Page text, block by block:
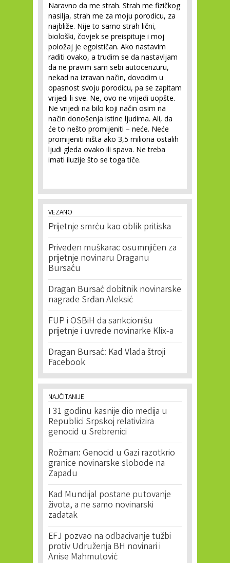
Naravno da me strah. Strah me fizičkog
nasilja, strah me za moju porodicu, za
najbliže. Nije to samo strah lični,
biološki, čovjek se preispituje i moj
položaj je egoističan. Ako nastavim
raditi ovako, a trudim se da nastavljam
da ne pravim sam sebi autocenzuru,
nekad na izravan način, dovodim u
opasnost svoju porodicu, pa se zapitam
vrijedi li sve. Ne, ovo ne vrijedi uopšte.
Ne vrijedi na bilo koji način osim na
način donošenja istine ljudima. Ali, da
će to nešto promijeniti – neće. Neće
promijeniti ništa ako 3,5 miliona ostalih
ljudi gleda ovako ili spava. Ne treba
imati iluzije što se toga tiče.
VEZANO
Prijetnje smrću kao oblik pritiska
Priveden muškarac osumnjičen za
prijetnje novinaru Draganu
Bursaću
Dragan Bursać dobitnik novinarske
nagrade Srđan Aleksić
FUP i OSBiH da sankcionišu
prijetnje i uvrede novinarke Klix-a
Dragan Bursać: Kad Vlada štroji
Facebook
NAJČITANIJE
I 31 godinu kasnije dio medija u
Republici Srpskoj relativizira
genocid u Srebrenici
Rožman: Genocid u Gazi razotkrio
granice novinarske slobode na
Zapadu
Kad Mundijal postane putovanje
života, a ne samo novinarski
zadatak
EFJ pozvao na odbacivanje tužbi
protiv Udruženja BH novinari i
Anise Mahmutović